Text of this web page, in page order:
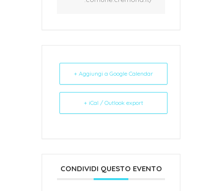
+ Aggiungi a Google Calendar
+ iCal / Outlook export
CONDIVIDI QUESTO EVENTO